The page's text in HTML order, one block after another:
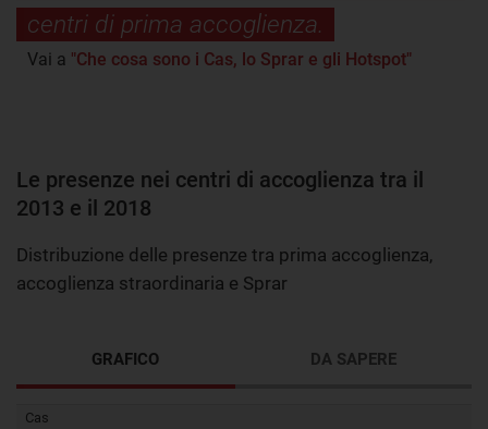
centri di prima accoglienza.
Vai a "Che cosa sono i Cas, lo Sprar e gli Hotspot"
Le presenze nei centri di accoglienza tra il
2013 e il 2018
Distribuzione delle presenze tra prima accoglienza,
accoglienza straordinaria e Sprar
GRAFICO DA SAPERE